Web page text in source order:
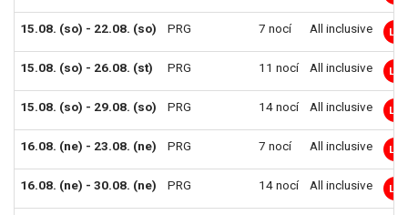
15.08. (so) - 22.08. (so) PRG 7 nocí All inclusive LM
15.08. (so) - 26.08. (st) PRG 11 nocí All inclusive LM
15.08. (so) - 29.08. (so) PRG 14 nocí All inclusive LM
16.08. (ne) - 23.08. (ne) PRG 7 nocí All inclusive LM
16.08. (ne) - 30.08. (ne) PRG 14 nocí All inclusive LM